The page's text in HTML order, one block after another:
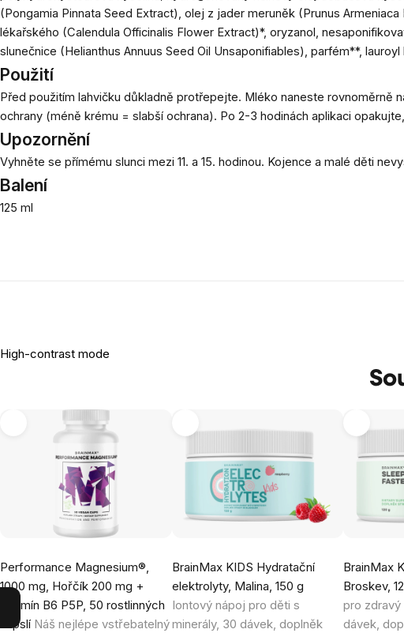
(Pongamia Pinnata Seed Extract), olej z jader meruněk (Prunus
lékařského (Calendula Officinalis Flower Extract)*, oryzanol,
slunečnice (Helianthus Annuus Seed Oil Unsaponifiables), parfém**,
Použití
Před použitím lahvičku důkladně protřepejte. Mléko naneste rovnoměrně
ochrany (méně krému = slabší ochrana). Po 2-3 hodinách aplikaci
Upozornění
Vyhněte se přímému slunci mezi 11. a 15. hodinou. Kojence a malé děti
Balení
125 ml
High-contrast mode
Performance Magnesium®,
1000 mg, Hořčík 200 mg +
Vitamín B6 P5P, 50 rostlinných
kapslí Náš nejlépe vstřebatelný
BrainMax KIDS Hydratační
elektrolyty, Malina, 150 g
Iontový nápoj pro děti s
minerály, 30 dávek, doplněk
BrainMax
Broskev,
pro
dávek,